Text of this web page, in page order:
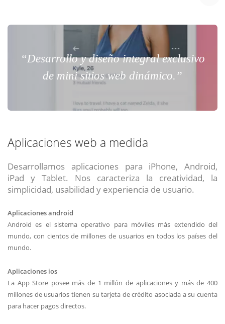
“Desarrollo y diseño integral exclusivo
de mini sitios web dinámico.”
Aplicaciones web a medida
Desarrollamos aplicaciones para iPhone, Android,
iPad y Tablet. Nos caracteriza la creatividad, la
simplicidad, usabilidad y experiencia de usuario.
Aplicaciones android
Android es el sistema operativo para móviles más extendido del
mundo, con cientos de millones de usuarios en todos los países del
mundo.
Aplicaciones ios
La App Store posee más de 1 millón de aplicaciones y más de 400
millones de usuarios tienen su tarjeta de crédito asociada a su cuenta
para hacer pagos directos.